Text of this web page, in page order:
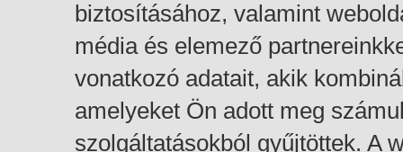
biztosításához, valamint
média és elemező
vonatkozó adatait, akik
amelyeket Ön adott meg
szolgáltatásokból gyűjtöttek. A